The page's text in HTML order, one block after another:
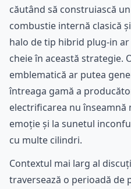
căutând să construiască
combustie internă clasică
halo de tip hibrid plug-in
cheie în această strategie.
emblematică ar putea
întreaga gamă a
electrificarea nu
emoție și la sunetul
cu multe cilindri.
Contextul mai larg al
traversează o perioadă de